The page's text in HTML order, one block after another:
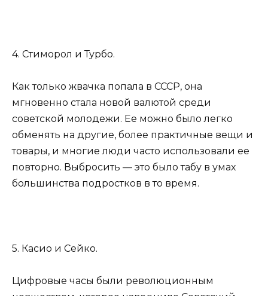
4. Стиморол и Турбо.
Как только жвачка попала в СССР, она
мгновенно стала новой валютой среди
советской молодежи. Ее можно было легко
обменять на другие, более практичные вещи и
товары, и многие люди часто использовали ее
повторно. Выбросить — это было табу в умах
большинства подростков в то время.
5. Касио и Сейко.
Цифровые часы были революционным